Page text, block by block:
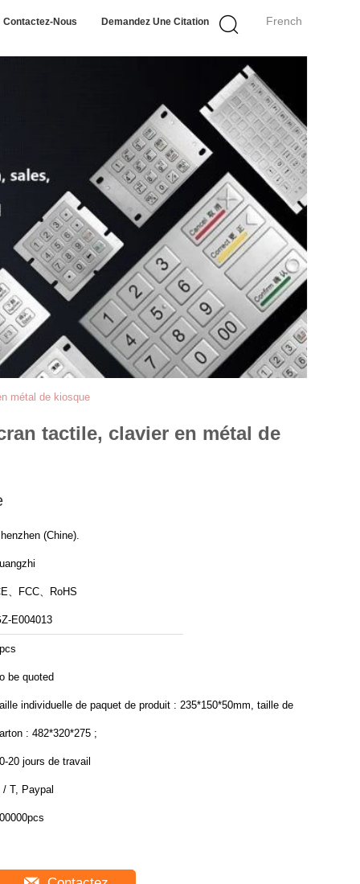
French
Contactez-Nous Demandez Une Citation
métal de kiosque
tactile, clavier en métal de
(Chine).
、FCC、RoHS
E004013
be quoted
individuelle de paquet de produit : 235*150*50mm, taille de
: 482*320*275 ;
20 jours de travail
/ T, Paypal